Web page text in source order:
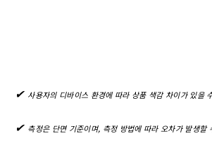
✔︎ 사용자의 디바이스 환경에 따라 상품 색감 차이가 있을
✔︎ 측정은 단면 기준이며, 측정 방법에 따라 오차가 발생할